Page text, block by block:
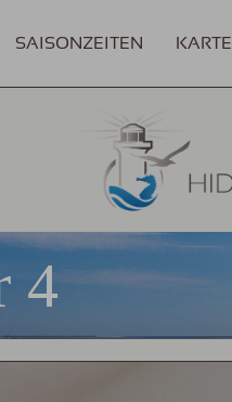
SAISONZEITEN KARTE
4